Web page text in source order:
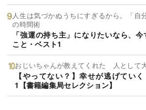
人生は気づかぬうちにすぎるから。「自
の時間術
「強運の持ち主」になりたいなら、
こと・ベスト1
おじいちゃんが教えてくれた 人として
【やってない？】幸せが逃げてい
1【書籍編集局セレクション】